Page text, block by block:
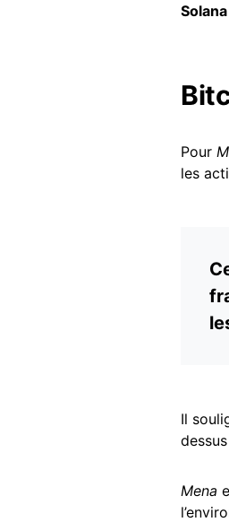
Solana
Pour
les
Il
Mena